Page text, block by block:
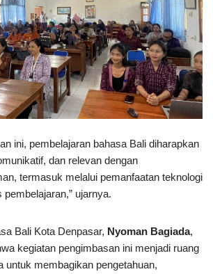
ini, pembelajaran bahasa Bali diharapkan
dan relevan dengan
termasuk melalui pemanfaatan teknologi
ujarnya.
Bali Kota Denpasar, Nyoman Bagiada,
kegiatan pengimbasan ini menjadi ruang
untuk membagikan pengetahuan,